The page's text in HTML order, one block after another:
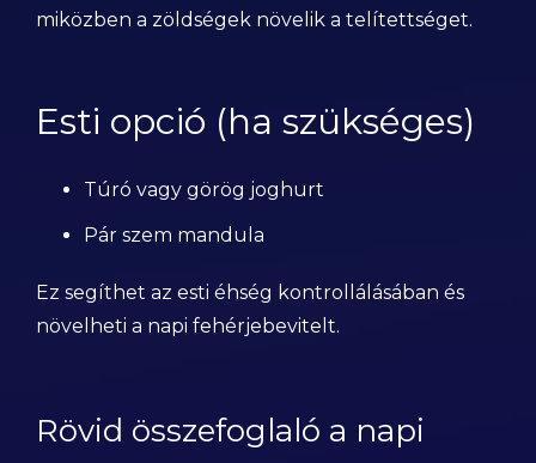
miközben a zöldségek növelik a telítettséget.
Esti opció (ha szükséges)
Túró vagy görög joghurt
Pár szem mandula
Ez segíthet az esti éhség kontrollálásában és
növelheti a napi fehérjebevitelt.
Rövid összefoglaló a napi